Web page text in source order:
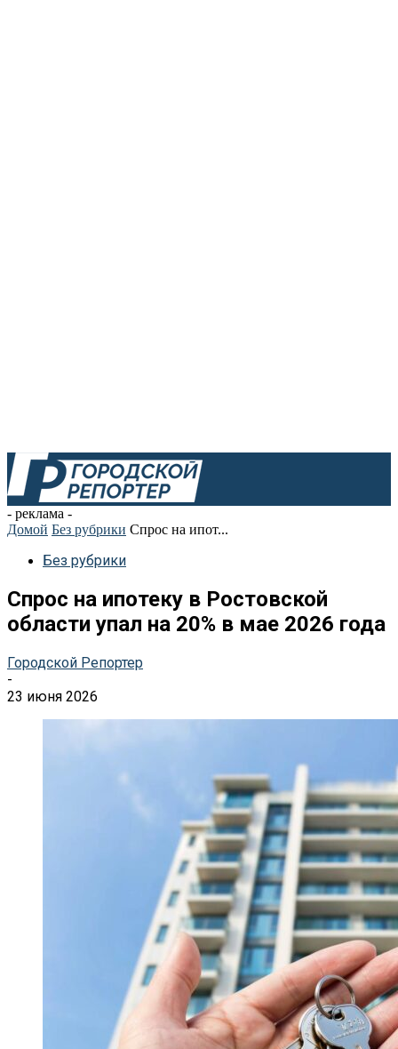
- реклама -
Домой Без рубрики Спрос на ипот...
Без рубрики
Спрос на ипотеку в Ростовской
области упал на 20% в мае 2026 года
Городской Репортер
-
23 июня 2026